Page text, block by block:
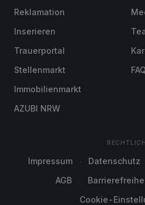
Reklamation
Inserieren
Trauerportal
Stellenmarkt
Immobilienmarkt
AZUBI NRW
FAQ
Impressum Datenschutz
AGB
Cookie-